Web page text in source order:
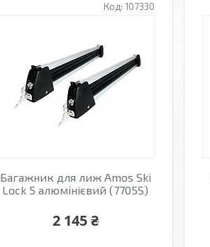
107330
Багажник для лиж Amos Ski
Lock 5 алюмінієвий (7705S)
2 145 ₴